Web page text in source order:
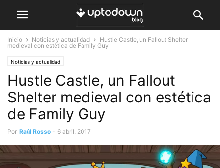
Inicio Noticias y actualidad
Hustle Castle, un Fallout Shelter
medieval con estética de Family Guy
Noticias y actualidad
Hustle Castle, un Fallout
Shelter medieval con estética
de Family Guy
Por Raúl Rosso - 6 abril, 2017